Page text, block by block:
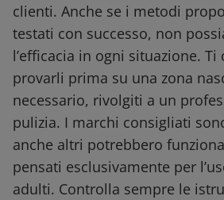
clienti. Anche se i metodi
testati con successo, non
l’efficacia in ogni situazione.
provarli prima su una zona
necessario, rivolgiti a un
pulizia. I marchi consigliati
anche altri potrebbero
pensati esclusivamente per
adulti. Controlla sempre le